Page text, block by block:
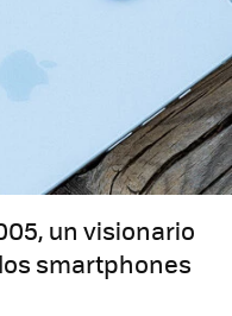
un visionario
smartphones